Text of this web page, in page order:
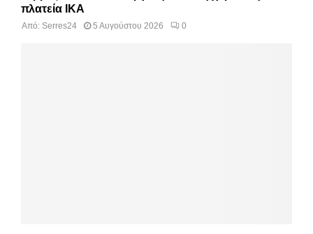
πλατεία ΙΚΑ
Από: Serres24 5 Αυγούστου 2026 0